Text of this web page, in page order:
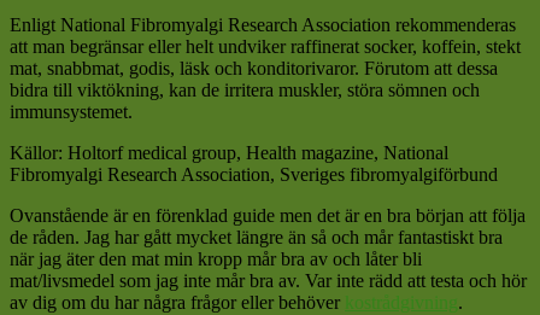
Enligt National Fibromyalgi Research Association rekommenderas
att man begränsar eller helt undviker raffinerat socker, koffein, stekt
mat, snabbmat, godis, läsk och konditorivaror. Förutom att dessa
bidra till viktökning, kan de irritera muskler, störa sömnen och
immunsystemet.
Källor: Holtorf medical group, Health magazine, National
Fibromyalgi Research Association, Sveriges fibromyalgiförbund
Ovanstående är en förenklad guide men det är en bra början att följa
de råden. Jag har gått mycket längre än så och mår fantastiskt bra
när jag äter den mat min kropp mår bra av och låter bli
mat/livsmedel som jag inte mår bra av. Var inte rädd att testa och hör
av dig om du har några frågor eller behöver kostrådgivning.